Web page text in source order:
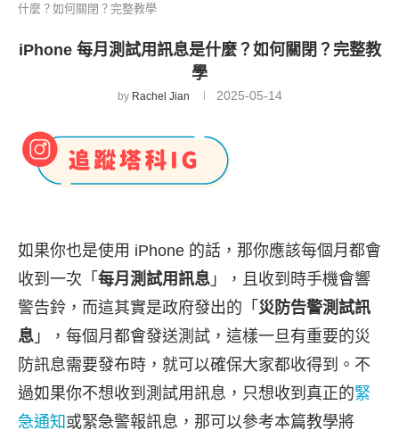
什麼？如何關閉？完整教學
iPhone 每月測試用訊息是什麼？如何關閉？完整教
學
by Rachel Jian 2025-05-14
如果你也是使用 iPhone 的話，那你應該每個月都會
收到一次「 每月測試用訊息 」，且收到時手機會響
警告鈴，而這其實是政府發出的「 災防告警測試訊
息 」，每個月都會發送測試，這樣一旦有重要的災
防訊息需要發布時，就可以確保大家都收得到。不
過如果你不想收到測試用訊息，只想收到真正的緊
急通知 或緊急警報訊息，那可以參考本篇教學將